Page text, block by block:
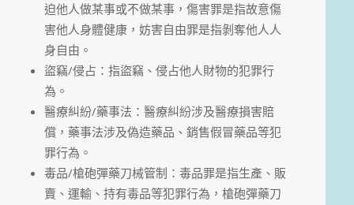
迫他人做某事或不做某事，傷害罪是指故意傷
害他人身體健康，妨害自由罪是指剝奪他人人
身自由。
盜竊/侵占：指盜竊、侵占他人財物的犯罪行
為。
醫療糾紛/藥事法：醫療糾紛涉及醫療損害賠
償，藥事法涉及偽造藥品、銷售假冒藥品等犯
罪行為。
毒品/槍砲彈藥刀械管制：毒品罪是指生產、販
賣、運輸、持有毒品等犯罪行為，槍砲彈藥刀